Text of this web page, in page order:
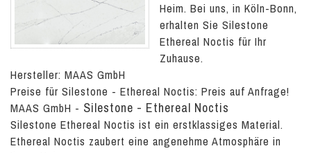
Heim. Bei uns, in Köln-Bonn,
erhalten Sie Silestone
Ethereal Noctis für Ihr
Zuhause.
Hersteller: MAAS GmbH
Preise für Silestone - Ethereal Noctis: Preis auf Anfrage!
MAAS GmbH - Silestone - Ethereal Noctis
Silestone Ethereal Noctis ist ein erstklassiges Material.
Ethereal Noctis zaubert eine angenehme Atmosphäre in